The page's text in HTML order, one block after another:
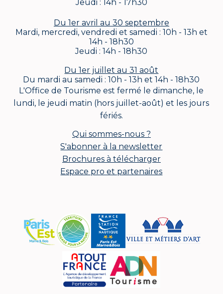
Jeudi : 14h - 17h30
Du 1er avril au 30 septembre
Mardi, mercredi, vendredi et samedi : 10h - 13h et
14h - 18h30
Jeudi : 14h - 18h30
Du 1er juillet au 31 août
Du mardi au samedi : 10h - 13h et 14h - 18h30
L'Office de Tourisme est fermé le dimanche, le
lundi, le jeudi matin (hors juillet-août) et les jours
fériés.
Qui sommes-nous ?
S'abonner à la newsletter
Brochures à télécharger
Espace pro et partenaires